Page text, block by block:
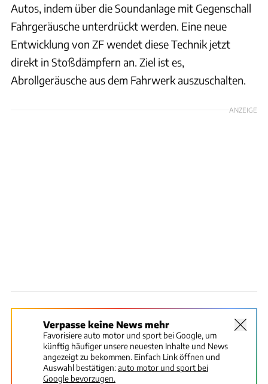
Autos, indem über die Soundanlage mit Gegenschall
Fahrgeräusche unterdrückt werden. Eine neue
Entwicklung von ZF wendet diese Technik jetzt
direkt in Stoßdämpfern an. Ziel ist es,
Abrollgeräusche aus dem Fahrwerk auszuschalten.
ANZEIGE
Verpasse keine News mehr
Favorisiere auto motor und sport bei Google, um
künftig häufiger unsere neuesten Inhalte und News
angezeigt zu bekommen. Einfach Link öffnen und
Auswahl bestätigen:auto motor und sport bei
Google bevorzugen.